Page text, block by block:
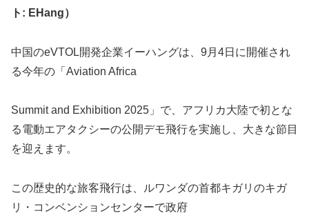
ト: EHang）
中国のeVTOL開発企業イーハングは、9月4日に開催され
る今年の「Aviation Africa
Summit and Exhibition 2025」で、アフリカ大陸で初とな
る電動エアタクシーの公開デモ飛行を実施し、大きな節目
を迎えます。
この歴史的な旅客飛行は、ルワンダの首都キガリのキガ
リ・コンベンションセンターで政府